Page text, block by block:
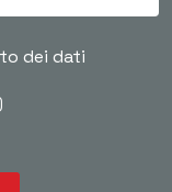
dei dati